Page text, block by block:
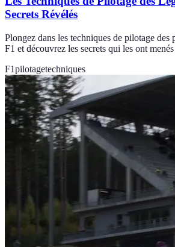
Secrets Révélés
Plongez dans les techniques de pilotage des
F1 et découvrez les secrets qui les ont
F1pilotagetechniques